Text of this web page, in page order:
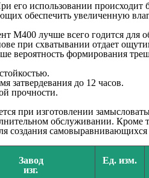
использовании происходит
обеспечить увеличенную
лучше всего годится для
при схватывании отдает
вероятность формирования
затвердевания до 12 часов.
прочности.
при изготовлении
обслуживании. Кроме
создания
Завод
изг.
Ед. изм.